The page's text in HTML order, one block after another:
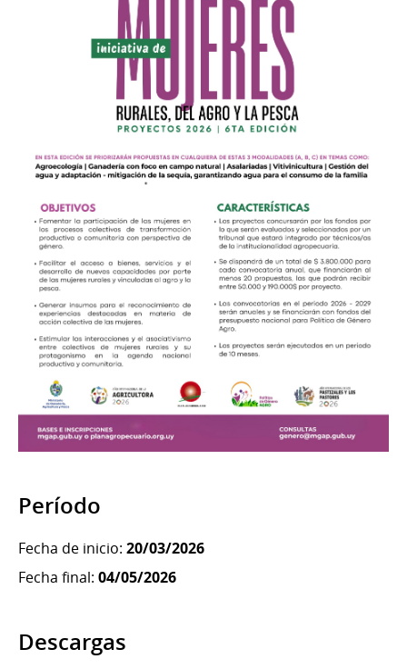
Período
Fecha de inicio: 20/03/2026
Fecha final: 04/05/2026
Descargas